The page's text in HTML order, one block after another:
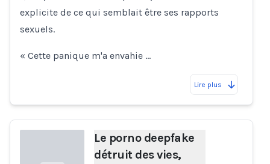
explicite de ce qui semblait être ses rapports
sexuels.
« Cette panique m'a envahie …
Lire plus
Le porno deepfake
détruit des vies,